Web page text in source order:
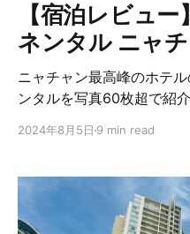
【宿泊レビュ
ネンタル ニャ
ニャチャン最高峰のホテ
ンタルを写真60枚超で紹介
2024年8月5日 9 min read